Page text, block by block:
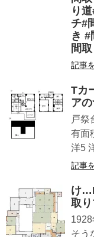
り
チ#
き #
間
記事
Tカ
アの
戸
有面
洋5
記事
け
取り
そう